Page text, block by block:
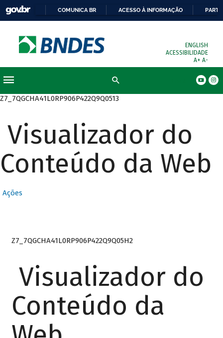
COMUNICA BR ACESSO À INFORMAÇÃO
ENGLISH
ACESSIBILIDADE
A+ A-
Z7_7QGCHA41L0RP906P422Q9Q0513
Visualizador do
Conteúdo da Web
Ações
Z7_7QGCHA41L0RP906P422Q9Q05H2
Visualizador do
Conteúdo da